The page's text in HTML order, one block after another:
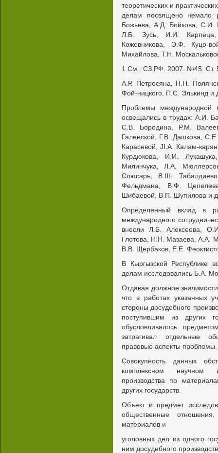
теоретических и
делам посвящено немало
Божьева, А.Д. Бойкова, С.И.
Л.Б. Зусь, И.И.
Кожевникова, Э.Ф. Куцо-
Михайлова, Т.Н.
1 См.: СЗ РФ. 2007. №45. Ст.
А.Р. Петросяна, H.H.
Фой-ницкого, П.С. Элькинд и
Проблемы
освещались в трудах: А.И.
C.B. Бородина, P.M.
Галенской, Г.В. Дашкова,
Карасевой, JI.A. Калам-
Курдюкова, И.И.
Милинчука, Л.А.
Слюсарь, В.Ш.
Фельдмана, В.Ф.
Шибаевой, В.П. Шупилова и
Определенный вклад в
международного
внесли Л.Б. Алексеева,
Глотова, H.H. Мазаева, A.A.
В.В. Щербаков, Е.Е.
В Кыргызской Республике
делам исследовались Б.А.
Отдавая должное
что в работах указанных
стороны досудебного
поступившим из других
обусловливалось
затрагивал отдельные
правовые аспекты проблемы.
Совокупность данных
комплексном научном
производства по
других государств.
Объект и предмет
общественные
материалов и
уголовных дел из одного
ним досудебного